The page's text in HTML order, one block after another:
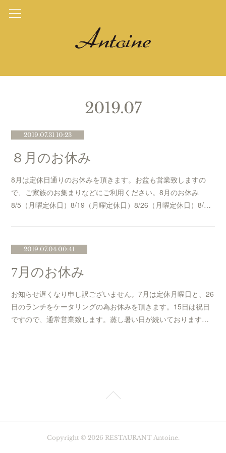
2019.07
2019.07.31 10:23
８月のお休み
8月は定休日通りのお休みを頂きます。お盆も営業致しますの
で、ご家族のお集まりなどにご利用ください。8月のお休み
8/5（月曜定休日）8/19（月曜定休日）8/26（月曜定休日）8/…
2019.07.04 00:41
7月のお休み
お知らせ遅くなり申し訳ございません。7月は定休月曜日と、26
日のランチをケータリングの為お休みを頂きます。15日は祝日
ですので、通常営業致します。蒸し暑い日が続いております…
Copyright © 2026 RESTAURANT Antoine.